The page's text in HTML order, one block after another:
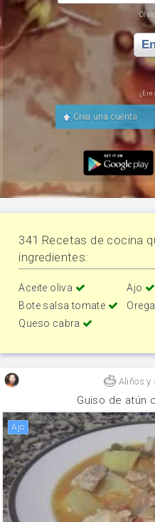
Crea una cuenta
341 Recetas de cocina
ingredientes:
Aceite oliva
Ajo
Bote salsa tomate
Queso cabra
Aliños y
Guiso de atún
ajo